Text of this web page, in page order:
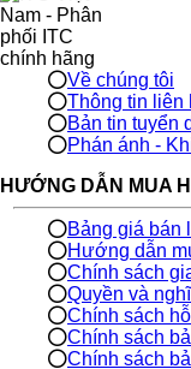
Về chúng tôi
Thông tin liên
Bản tin tuyển
Phán ánh -
HƯỚNG DẪN MUA
Bảng giá bán
Hướng dẫn
Chính sách
Quyền và
Chính sách
Chính sách
Chính sách